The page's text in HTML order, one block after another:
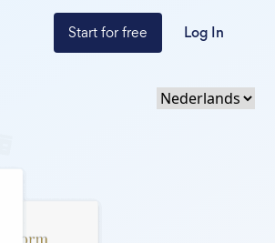
Start for free Log In